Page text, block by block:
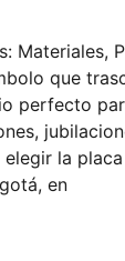
Materiales,
que
perfecto
la placa
en